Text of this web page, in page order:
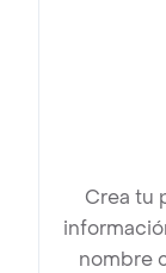
Crea tu
nombre